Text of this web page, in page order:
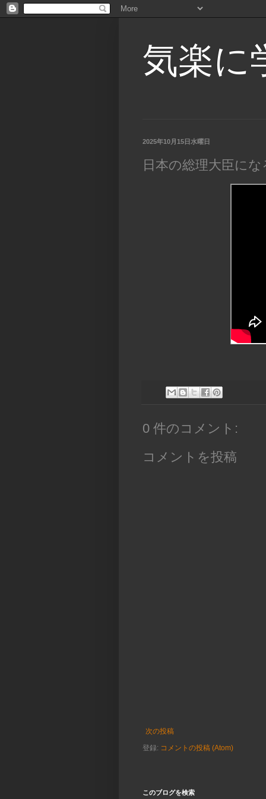
気楽に
2025年10月15日水曜日
日本の総理大臣にな
0 件のコメント:
コメントを投稿
次の投稿
登録: コメントの投稿 (Atom)
このブログを検索